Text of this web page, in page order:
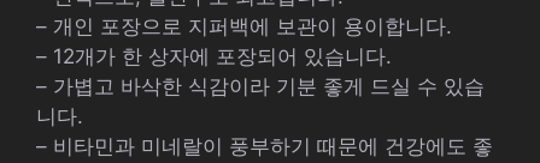
– 개인 포장으로 지퍼백에 보관이 용이합니다.
– 12개가 한 상자에 포장되어 있습니다.
– 가볍고 바삭한 식감이라 기분 좋게 드실 수 있습
니다.
– 비타민과 미네랄이 풍부하기 때문에 건강에도 좋